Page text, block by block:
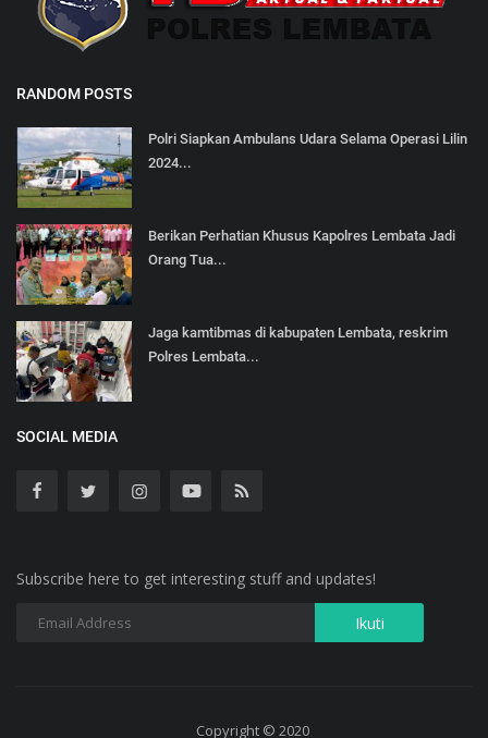
RANDOM POSTS
Polri Siapkan Ambulans Udara Selama Operasi Lilin
2024...
Berikan Perhatian Khusus Kapolres Lembata Jadi
Orang Tua...
Jaga kamtibmas di kabupaten Lembata, reskrim
Polres Lembata...
SOCIAL MEDIA
Subscribe here to get interesting stuff and updates!
Copyright © 2020